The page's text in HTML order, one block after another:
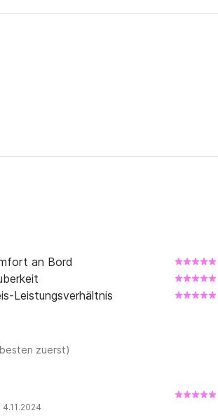
an Bord
Leistungsverhältnis
zuerst)